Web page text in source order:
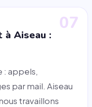
07
Aiseau :
: appels,
par mail. Aiseau
travaillons